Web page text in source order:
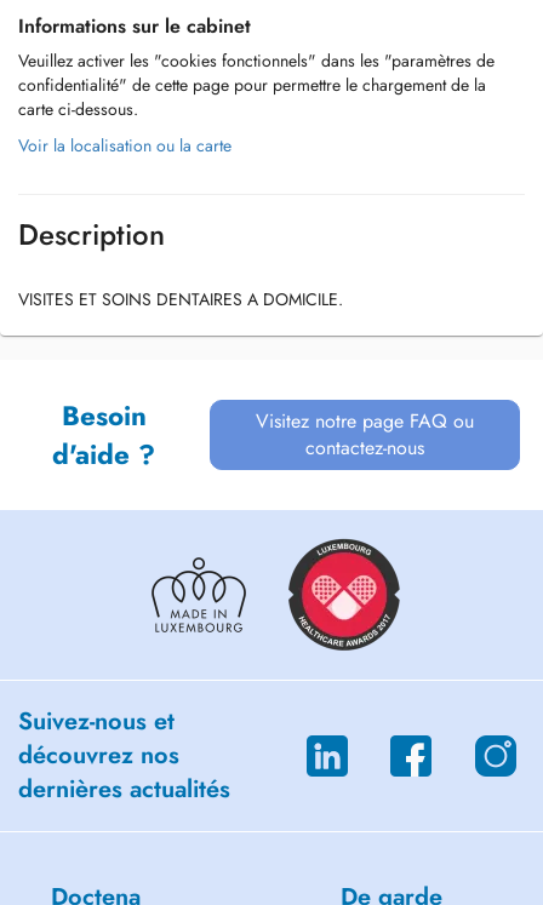
Informations sur le cabinet
Veuillez activer les "cookies fonctionnels" dans les "paramètres de
confidentialité" de cette page pour permettre le chargement de la
carte ci-dessous.
Voir la localisation ou la carte
Description
VISITES ET SOINS DENTAIRES A DOMICILE.
Besoin
d'aide ?
Visitez notre page FAQ ou
contactez-nous
Suivez-nous et
découvrez nos
dernières actualités
Doctena De garde